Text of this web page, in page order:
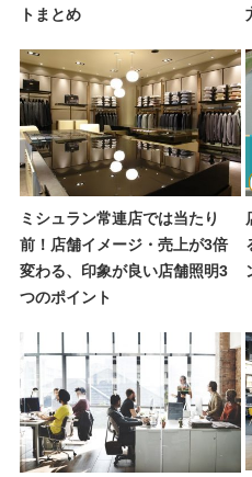
トまとめ
ミシュラン常連店では当たり
前！店舗イメージ・売上が3倍
変わる、印象が良い店舗照明3
つのポイント